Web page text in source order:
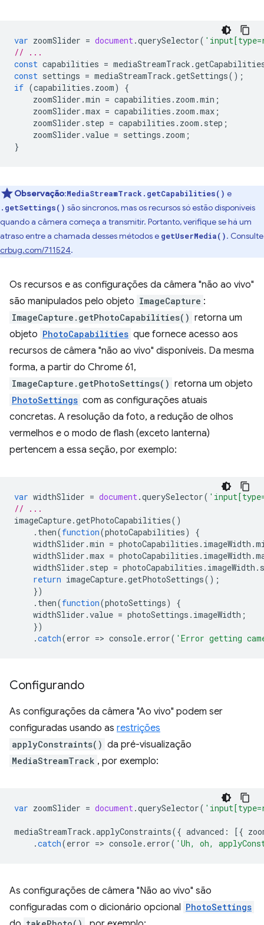
var zoomSlider = document.querySelector(
// ...
const capabilities = mediaStreamTrack .
const settings = mediaStreamTrack .getSettings();
if (capabilities . zoom)
{
zoomSlider .min = capabilities . zoom .min ;
zoomSlider .max = capabilities . zoom .max ;
zoomSlider . step = capabilities . zoom . step ;
zoomSlider .value = settings . zoom ;
}
Observação:MediaStreamTrack.getCapabilities() e
.getSettings() são síncronos, mas os recursos só estão disponíveis
quando a câmera começa a transmitir. Portanto, verifique se há um
atraso entre a chamada desses métodos e getUserMedia(). Consulte
crbug.com/711524.
Os recursos e as configurações da câmera "não ao vivo"
são manipulados pelo objeto ImageCapture :
ImageCapture.getPhotoCapabilities() retorna um
objeto PhotoCapabilities que fornece acesso aos
recursos de câmera "não ao vivo" disponíveis. Da mesma
forma, a partir do Chrome 61,
ImageCapture.getPhotoSettings() retorna um objeto
PhotoSettings com as configurações atuais
concretas. A resolução da foto, a redução de olhos
vermelhos e o modo de flash (exceto lanterna)
pertencem a essa seção, por exemplo:
var widthSlider = document.querySelector(
// ...
imageCapture.getPhotoCapabilities()
. then(function(photoCapabilities)
{
widthSlider .min = photoCapabilities . imageWidth .
widthSlider .max = photoCapabilities . imageWidth .
widthSlider . step = photoCapabilities . imageWidth .
return imageCapture.getPhotoSettings();
})
. then(function(photoSettings)
{
widthSlider .value = photoSettings . imageWidth ;
})
.catch(error => console. error( 'Error getting
Configurando
As configurações da câmera "Ao vivo" podem ser
configuradas usando as restrições
applyConstraints() da pré-visualização
MediaStreamTrack , por exemplo:
var zoomSlider = document.querySelector(
mediaStreamTrack .applyConstraints({ advanced : [{
.catch(error => console. error( 'Uh, oh,
As configurações de câmera "Não ao vivo" são
configuradas com o dicionário opcional PhotoSettings